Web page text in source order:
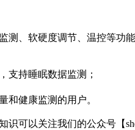
测、软硬度调节、温控等功能
支持睡眠数据监测；
和健康监测的用户。
可以关注我们的公众号【